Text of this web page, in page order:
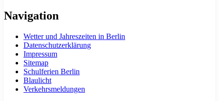
Navigation
Wetter und Jahreszeiten in Berlin
Datenschutzerklärung
Impressum
Sitemap
Schulferien Berlin
Blaulicht
Verkehrsmeldungen